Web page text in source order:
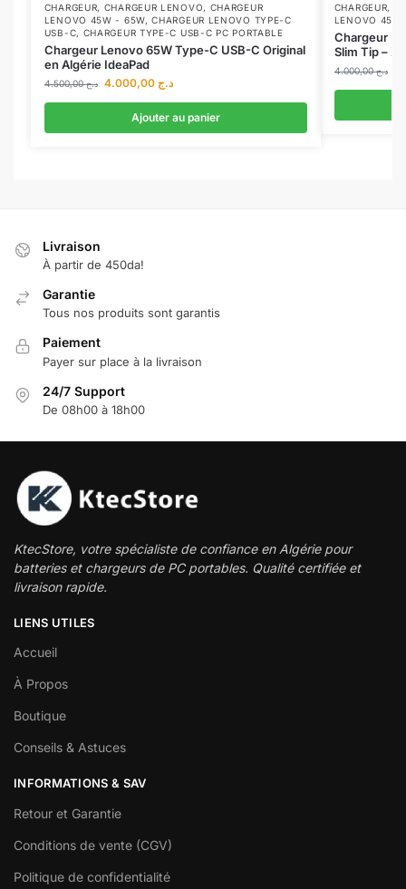
CHARGEUR, CHARGEUR LENOVO, CHARGEUR
LENOVO 45W - 65W,CHARGEUR LENOVO TYPE-C
USB-C, CHARGEUR TYPE-C USB-C PC PORTABLE
Chargeur Lenovo 65W Type-C USB-C Original
en Algérie IdeaPad
د.ج4.500,00 د.ج 4.000,00
Ajouter au panier
CHARGEUR,
LENOVO
Chargeur
Slim Tip –
د.ج4.000,00
Livraison
À partir de 450da!
Garantie
Tous nos produits sont garantis
Paiement
Payer sur place à la livraison
24/7 Support
De 08h00 à 18h00
KtecStore, votre spécialiste de confiance en Algérie pour
batteries et chargeurs de PC portables. Qualité certifiée et
livraison rapide.
LIENS UTILES
Accueil
À Propos
Boutique
Conseils & Astuces
INFORMATIONS & SAV
Retour et Garantie
Conditions de vente (CGV)
Politique de confidentialité